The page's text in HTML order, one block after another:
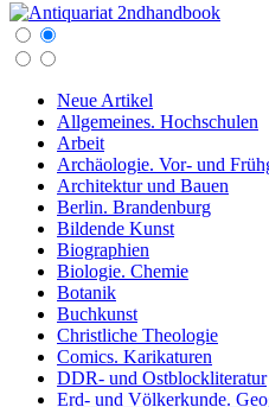
Neue Artikel
Allgemeines. Hochschulen
Arbeit
Archäologie. Vor- und
Architektur und Bauen
Berlin. Brandenburg
Bildende Kunst
Biographien
Biologie. Chemie
Botanik
Buchkunst
Christliche Theologie
Comics. Karikaturen
DDR- und Ostblockliteratur
Erd- und Völkerkunde.